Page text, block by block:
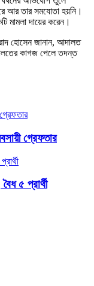
আর তার সমযোতা হয়নি।
মামলা দায়ের করেন।
হোসেন জানান, আদালত
কাগজ পেলে তদন্ত
গ্রেফতার
৫ প্রার্থী